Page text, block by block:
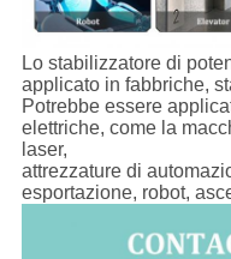
Lo stabilizzatore di
applicato in fabbriche,
Potrebbe essere
elettriche, come la
laser,
attrezzature di
esportazione, robot,